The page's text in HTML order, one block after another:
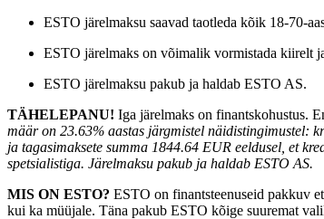
ESTO järelmaksu saavad taotleda kõik 18-70-
ESTO järelmaks on võimalik vormistada kiirelt
ESTO järelmaksu pakub ja haldab ESTO AS.
TÄHELEPANU! Iga järelmaks on finantskohustus.
määr on 23.63% aastas järgmistel näidistingimustel:
ja tagasimaksete summa 1844.64 EUR eeldusel, et
spetsialistiga. Järelmaksu pakub ja haldab ESTO AS.
MIS ON ESTO? ESTO on finantsteenuseid pakkuv
kui ka müüjale. Täna pakub ESTO kõige suuremat